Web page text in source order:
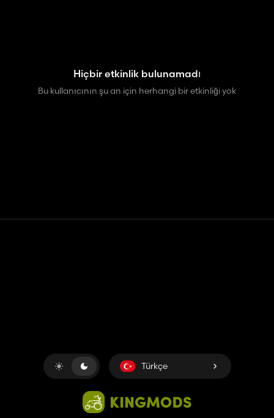
Hiçbir etkinlik bulunamadı
Bu kullanıcının şu an için herhangi bir etkinliği yok
Türkçe